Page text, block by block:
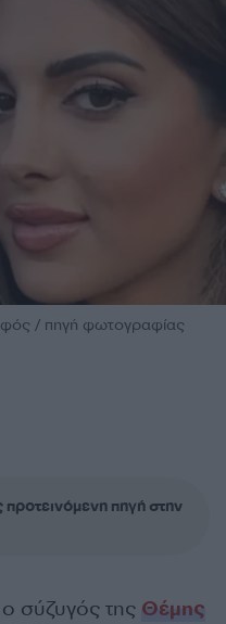
/ πηγή φωτογραφίας
πηγή στην
ο σύζυγός της Θέμης